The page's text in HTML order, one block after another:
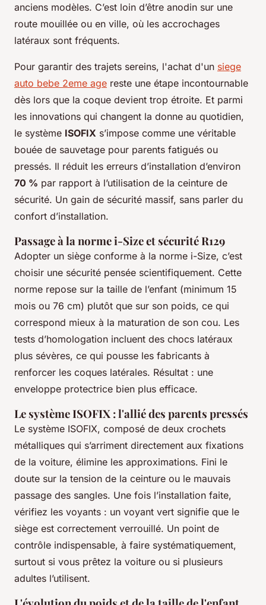
anciens modèles. C’est loin d’être anodin sur une
route mouillée ou en ville, où les accrochages
latéraux sont fréquents.
Pour garantir des trajets sereins, l'achat d'un siege
auto bebe 2eme age reste une étape incontournable
dès lors que la coque devient trop étroite. Et parmi
les innovations qui changent la donne au quotidien,
le système ISOFIX s’impose comme une véritable
bouée de sauvetage pour parents fatigués ou
pressés. Il réduit les erreurs d’installation d’environ
70 % par rapport à l’utilisation de la ceinture de
sécurité. Un gain de sécurité massif, sans parler du
confort d’installation.
Passage à la norme i-Size et sécurité R129
Adopter un siège conforme à la norme i-Size, c’est
choisir une sécurité pensée scientifiquement. Cette
norme repose sur la taille de l’enfant (minimum 15
mois ou 76 cm) plutôt que sur son poids, ce qui
correspond mieux à la maturation de son cou. Les
tests d’homologation incluent des chocs latéraux
plus sévères, ce qui pousse les fabricants à
renforcer les coques latérales. Résultat : une
enveloppe protectrice bien plus efficace.
Le système ISOFIX : l'allié des parents pressés
Le système ISOFIX, composé de deux crochets
métalliques qui s’arriment directement aux fixations
de la voiture, élimine les approximations. Fini le
doute sur la tension de la ceinture ou le mauvais
passage des sangles. Une fois l’installation faite,
vérifiez les voyants : un voyant vert signifie que le
siège est correctement verrouillé. Un point de
contrôle indispensable, à faire systématiquement,
surtout si vous prêtez la voiture ou si plusieurs
adultes l’utilisent.